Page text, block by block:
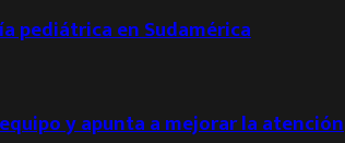
pediátrica en Sudamérica
y apunta a mejorar la atención